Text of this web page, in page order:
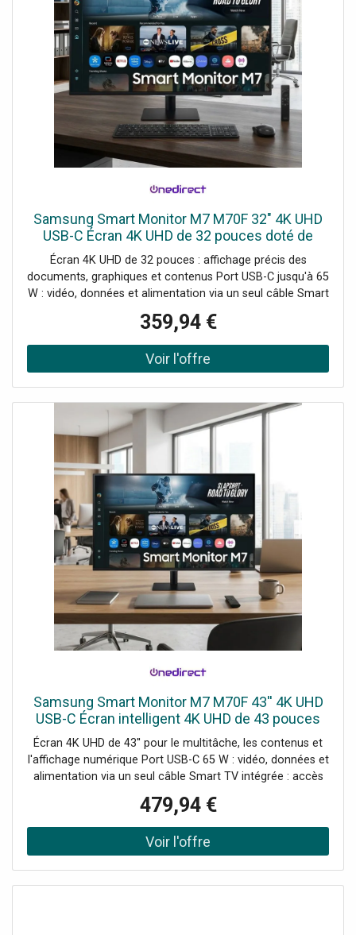
Samsung Smart Monitor M7 M70F 32" 4K UHD
USB-C Écran 4K UHD de 32 pouces doté de
fonctionnalités Smart TV, d'une connectivité
USB-C de 65 W et d'un
Écran 4K UHD de 32 pouces : affichage précis des
documents, graphiques et contenus Port USB-C jusqu'à 65
W : vidéo, données et alimentation via un seul câble Smart
plateformes en ligne Hub USB intégré pour connecter des
périphériques HDMI avec ARC : intégration facile avec les
équipements audiovisuels Compatible avec le montage
VESA 100 x 100 mm
359,94 €
Samsung Smart Monitor M7 M70F 43'' 4K UHD
USB-C Écran intelligent 4K UHD de 43 pouces
avec Smart TV intégrée, port USB-C de 65 W et
accès à des
Écran 4K UHD de 43'' pour le multitâche, les contenus et
l'affichage numérique Port USB-C 65 W : vidéo, données et
alimentation via un seul câble Smart TV intégrée : accès
Microsoft 365 et accès à distance : travail sans avoir à
connecter un ordinateur Hub USB intégré pour connecter
des périphériques HDMI avec ARC : intégration facile avec
les systèmes audiovisuels Compatibilité VESA
479,94 €